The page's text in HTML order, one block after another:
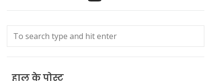
हाल के पोस्ट